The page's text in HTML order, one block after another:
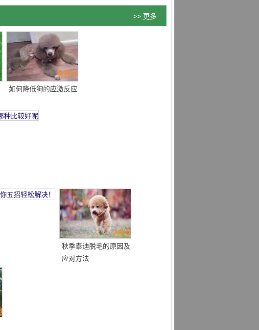
>> 更多
如何降低狗的应激反应
秋季泰迪脱毛的原因及
应对方法